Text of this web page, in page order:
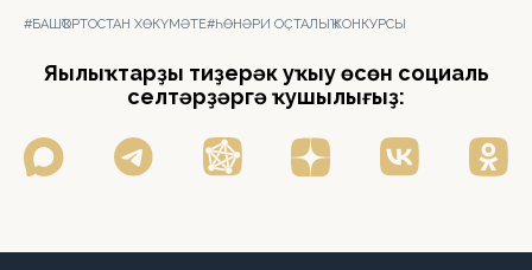
#БАШҠОРТОСТАН ХӨКҮМӘТЕ#ҺӨНӘРИ ОҪТАЛЫҠ КОНКУРСЫ
Яңылыҡтарҙы тиҙерәк уҡыу өсөн социаль
селтәрҙәргә ҡушылығыҙ: